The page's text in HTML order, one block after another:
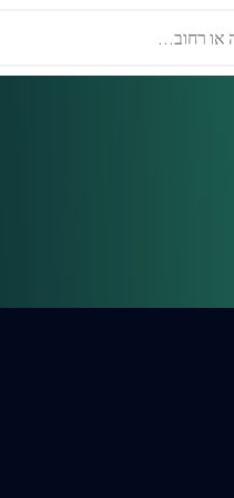
או רחוב...